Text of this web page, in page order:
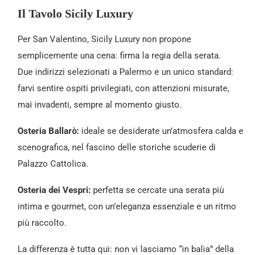
Il Tavolo Sicily Luxury
Per San Valentino, Sicily Luxury non propone
semplicemente una cena: firma la regia della serata.
Due indirizzi selezionati a Palermo e un unico standard:
farvi sentire ospiti privilegiati, con attenzioni misurate,
mai invadenti, sempre al momento giusto.
Osteria Ballarò: ideale se desiderate un’atmosfera calda e
scenografica, nel fascino delle storiche scuderie di
Palazzo Cattolica.
Osteria dei Vespri: perfetta se cercate una serata più
intima e gourmet, con un’eleganza essenziale e un ritmo
più raccolto.
La differenza è tutta qui: non vi lasciamo “in balia” della